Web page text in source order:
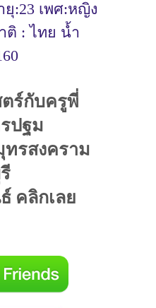
ยุ:23 เพศ:หญิง
: ไทย น้ำ
ร์กับครูพี่
ปฐม
รสงคราม
คลิกเลย